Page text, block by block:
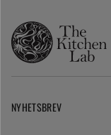
NYHETSBREV